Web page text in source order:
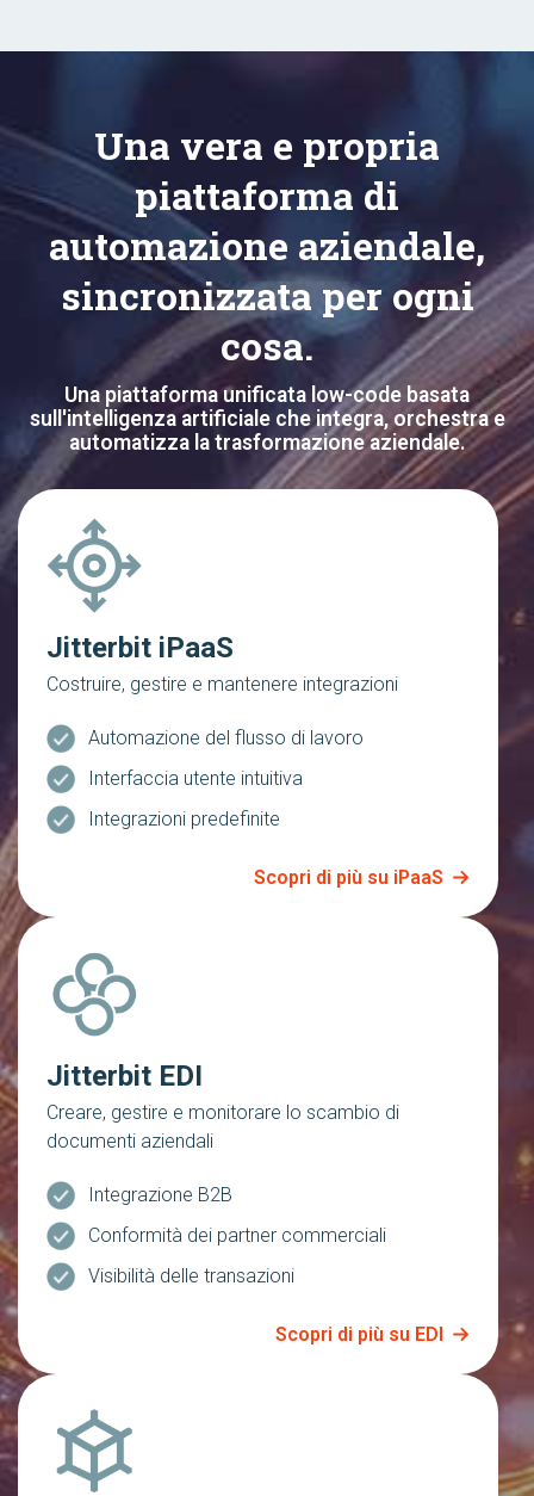
Una vera e propria
piattaforma di
automazione aziendale,
sincronizzata per ogni
cosa.
Una piattaforma unificata low-code basata
sull'intelligenza artificiale che integra, orchestra e
automatizza la trasformazione aziendale.
Jitterbit iPaaS
Costruire, gestire e mantenere integrazioni
Automazione del flusso di lavoro
Interfaccia utente intuitiva
Integrazioni predefinite
Scopri di più su iPaaS
Jitterbit EDI
Creare, gestire e monitorare lo scambio di
documenti aziendali
Integrazione B2B
Conformità dei partner commerciali
Visibilità delle transazioni
Scopri di più su EDI